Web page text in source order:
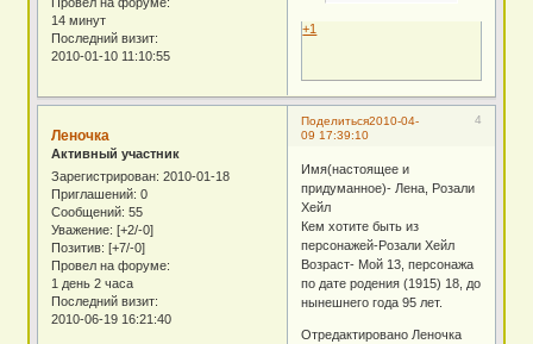
14 минут
Последний визит:
2010-01-10 11:10:55
+1
Поделиться 4
2010-04-
09 17:39:10
Леночка
Активный участник
Зарегистрирован: 2010-01-18
Приглашений: 0
Сообщений: 55
Уважение: [+2/-0]
Позитив: [+7/-0]
Провел на форуме:
1 день 2 часа
Последний визит:
2010-06-19 16:21:40
Имя(настоящее и
придуманное)- Лена, Розали
Хейл
Кем хотите быть из
персонажей-Розали Хейл
Возраст- Мой 13, персонажа
по дате родения (1915) 18, до
нынешнего года 95 лет.
Отредактировано Леночка